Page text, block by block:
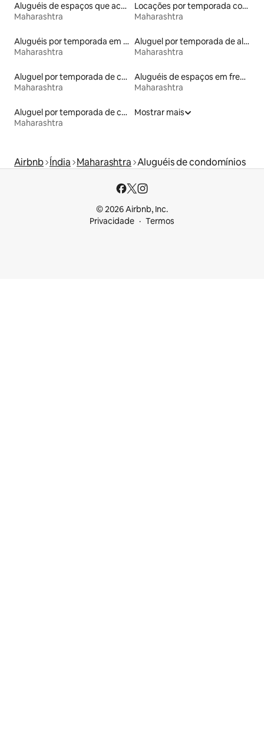
Aluguéis de espaços que aceitam animais de estimação
Maharashtra
Locações por temporada com piscina
Maharashtra
Aluguéis por temporada em hotéis-fazenda
Maharashtra
Aluguel por temporada de alojamentos ecológicos
Maharashtra
Aluguel por temporada de casas de veraneio
Maharashtra
Aluguéis de espaços em frente à praia
Maharashtra
Aluguel por temporada de casas na árvore
Maharashtra
Mostrar mais
Airbnb Índia Maharashtra Aluguéis de condomínios
© 2026 Airbnb, Inc.
Privacidade
Termos